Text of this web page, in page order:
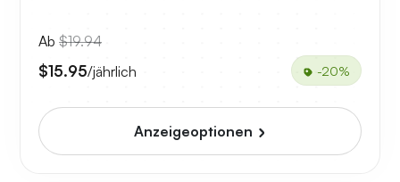
Ab $19.94
$15.95/jährlich -20%
Anzeigeoptionen